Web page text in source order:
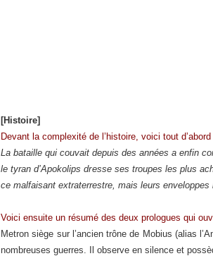
[Histoire]
Devant la complexité de l’histoire, voici tout
La bataille qui couvait depuis des années a enfin
le tyran d’Apokolips dresse ses troupes les plus
ce malfaisant extraterrestre, mais leurs
Voici ensuite un résumé des deux prologues qui
Metron siège sur l’ancien trône de Mobius (alias
nombreuses guerres. Il observe en silence et